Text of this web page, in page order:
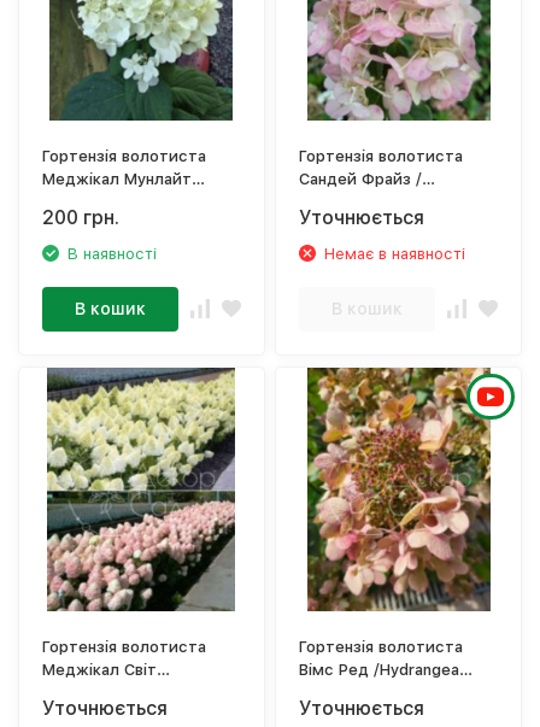
Гортензія волотиста
Меджікал Мунлайт
Magical Moonlight
200 грн.
В наявності
В кошик
Гортензія волотиста
Сандей Фрайз /
Sundae Fraise, `Rensum`
Уточнюється
Немає в наявності
В кошик
Гортензія волотиста
Меджікал Світ
paniculata Magical Sweet
Уточнюється
Гортензія волотиста
Вімс Ред /Hydrangea
Уточнюється